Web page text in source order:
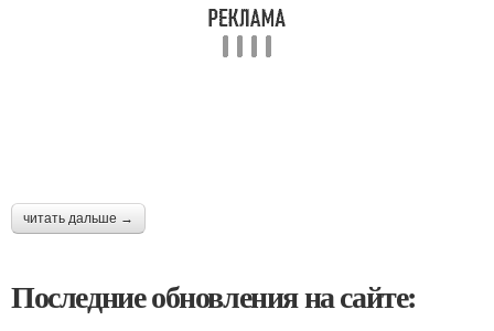
читать дальше →
Последние обновления на сайте: